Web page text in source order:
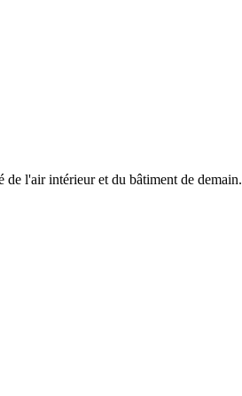
de l'air intérieur et du bâtiment de demain.